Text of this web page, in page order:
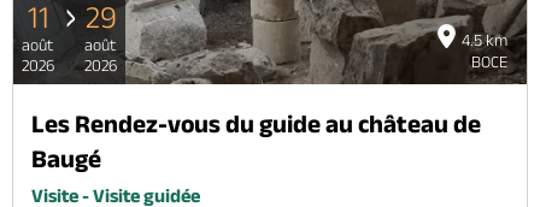
4.5 km
BOCE
11
août
2026
29
août
2026
Les Rendez-vous du guide au château de
Baugé
Visite - Visite guidée